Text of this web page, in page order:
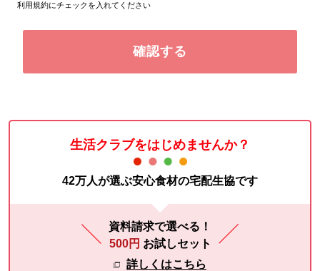
利用規約にチェックを入れてください
生活クラブをはじめませんか？
42万人が選ぶ安心食材の宅配生協です
資料請求で選べる！
500円 お試しセット
詳しくはこちら